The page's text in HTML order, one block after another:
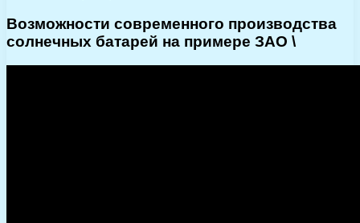
Возможности современного производства
солнечных батарей на примере ЗАО \